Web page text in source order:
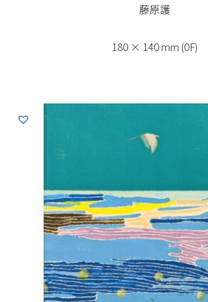
藤原護
180 × 140 mm (0F)